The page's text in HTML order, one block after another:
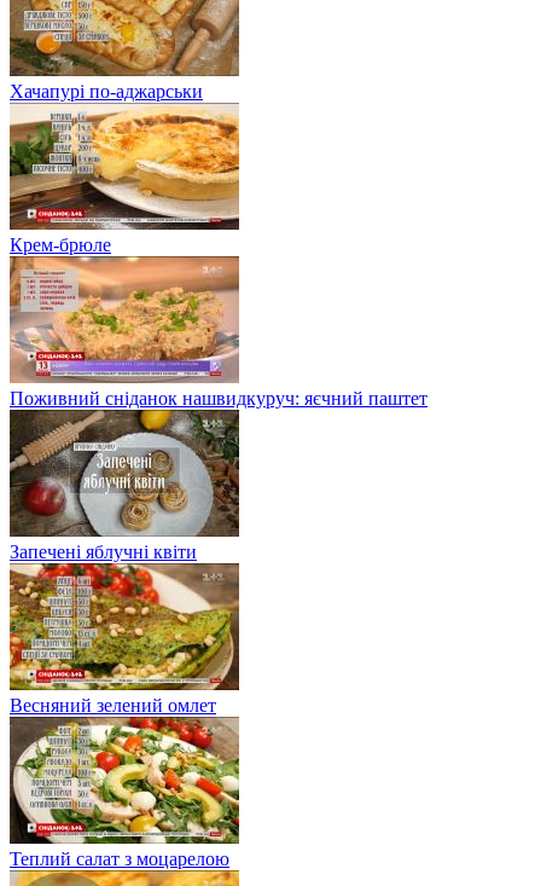
Хачапурі по-аджарськи
Крем-брюле
Поживний сніданок нашвидкуруч: яєчний паштет
Запечені яблучні квіти
Весняний зелений омлет
Теплий салат з моцарелою